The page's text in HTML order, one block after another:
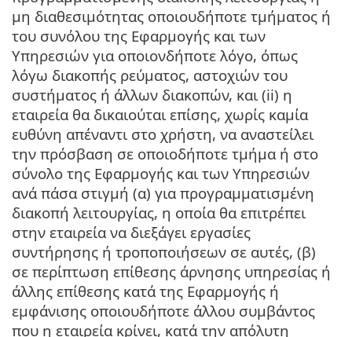
μη διαθεσιμότητας οποιουδήποτε τμήματος ή
του συνόλου της Εφαρμογής και των
Υπηρεσιών για οποιονδήποτε λόγο, όπως
λόγω διακοπής ρεύματος, αστοχιών του
συστήματος ή άλλων διακοπών, και (ii) η
εταιρεία θα δικαιούται επίσης, χωρίς καμία
ευθύνη απέναντι στο χρήστη, να αναστείλει
την πρόσβαση σε οποιοδήποτε τμήμα ή στο
σύνολο της Εφαρμογής και των Υπηρεσιών
ανά πάσα στιγμή (α) για προγραμματισμένη
διακοπή λειτουργίας, η οποία θα επιτρέπει
στην εταιρεία να διεξάγει εργασίες
συντήρησης ή τροποποιήσεων σε αυτές, (β)
σε περίπτωση επίθεσης άρνησης υπηρεσίας ή
άλλης επίθεσης κατά της Εφαρμογής ή
εμφάνισης οποιουδήποτε άλλου συμβάντος
που η εταιρεία κρίνει, κατά την απόλυτη